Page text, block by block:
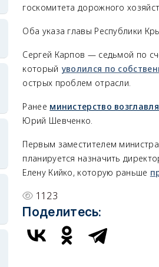
госкомитета дорожного
Оба указа главы Республики
Сергей Карпов — седьмой по
который уволился по
острых проблем отрасли.
Ранее министерство
Юрий Шевченко.
Первым заместителем
планируется назначить
Елену Кийко, которую раньше
1123
Поделитесь: